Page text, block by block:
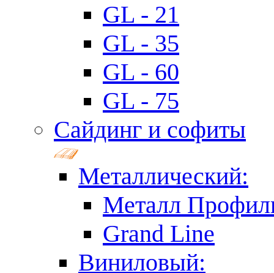
GL - 21
GL - 35
GL - 60
GL - 75
Сайдинг и софиты
Металлический:
Металл
Grand Line
Виниловый: